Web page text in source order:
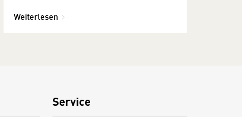
Weiterlesen
Service